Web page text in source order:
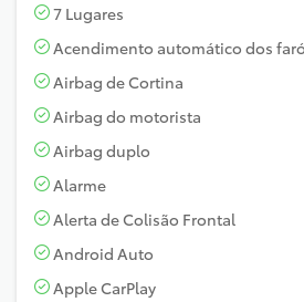
7 Lugares
Acendimento automático dos
Airbag de Cortina
Airbag do motorista
Airbag duplo
Alarme
Alerta de Colisão Frontal
Android Auto
Apple CarPlay